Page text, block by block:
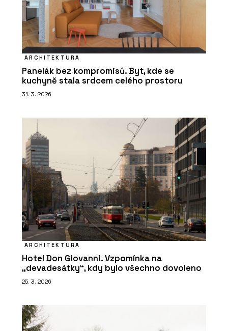
ARCHITEKTURA
Panelák bez kompromisů. Byt, kde se
kuchyně stala srdcem celého prostoru
31. 3. 2026
ARCHITEKTURA
Hotel Don Giovanni. Vzpomínka na
„devadesátky“, kdy bylo všechno dovoleno
25. 3. 2026